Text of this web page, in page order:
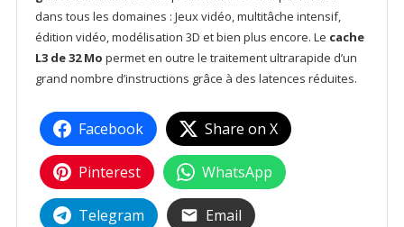
dans tous les domaines : Jeux vidéo, multitâche intensif,
édition vidéo, modélisation 3D et bien plus encore. Le cache
L3 de 32 Mo permet en outre le traitement ultrarapide d’un
grand nombre d’instructions grâce à des latences réduites.
Facebook Share on X
Pinterest WhatsApp
Telegram Email